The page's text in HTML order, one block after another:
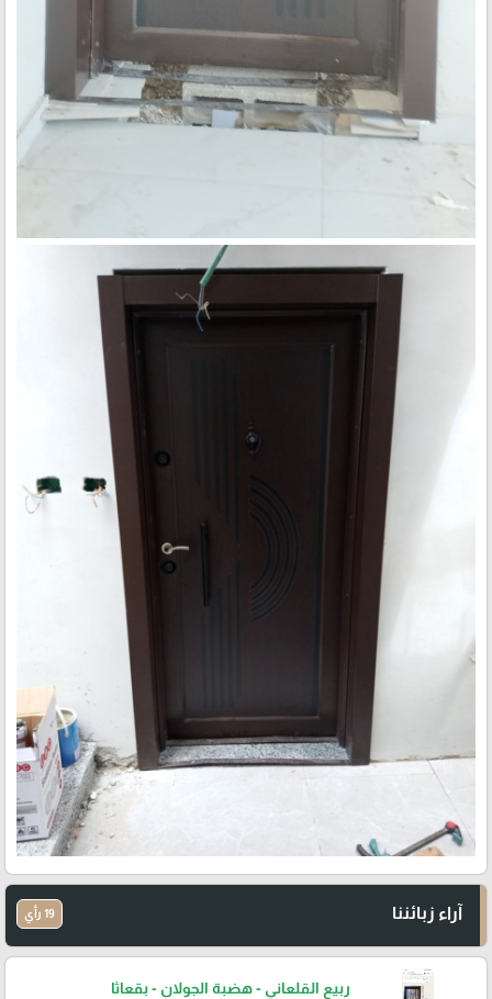
آراء زبائننا 19 رأي
ربيع القلعاني - هضبة الجولان - بقعاثا